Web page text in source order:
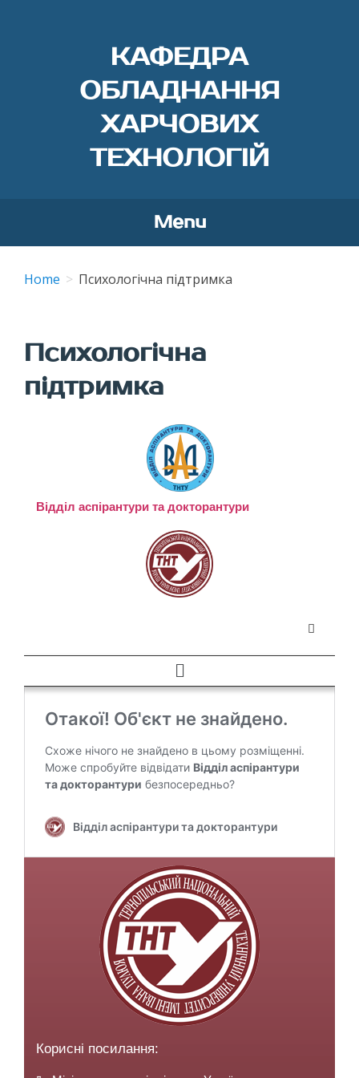
КАФЕДРА
ОБЛАДНАННЯ
ХАРЧОВИХ
ТЕХНОЛОГІЙ
Menu
content
Home Психологічна підтримка
Психологічна
підтримка